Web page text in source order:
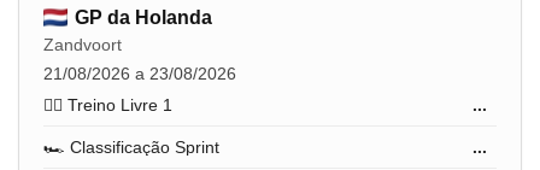
GP da Holanda
Zandvoort
21/08/2026 a 23/08/2026
🏋️‍♂️ Treino Livre 1
...
🏎️ Classificação Sprint ...